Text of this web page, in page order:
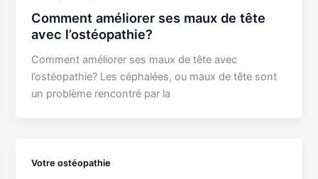
Comment améliorer ses maux de tête
avec l’ostéopathie?
Comment améliorer ses maux de tête avec
l’ostéopathie? Les céphalées, ou maux de tête sont
un problème rencontré par la
Votre ostéopathie